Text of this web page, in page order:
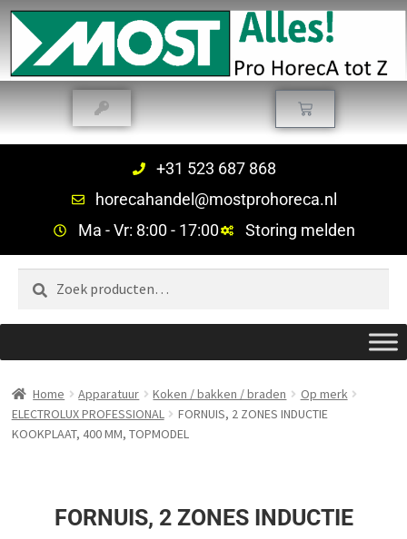
+31 523 687 868
horecahandel@mostprohoreca.nl
Ma - Vr: 8:00 - 17:00
Storing melden
Zoeken
Home Apparatuur Koken / bakken / braden
Op merk
ELECTROLUX PROFESSIONAL
FORNUIS, 2 ZONES INDUCTIE
KOOKPLAAT, 400 MM, TOPMODEL
FORNUIS, 2 ZONES INDUCTIE